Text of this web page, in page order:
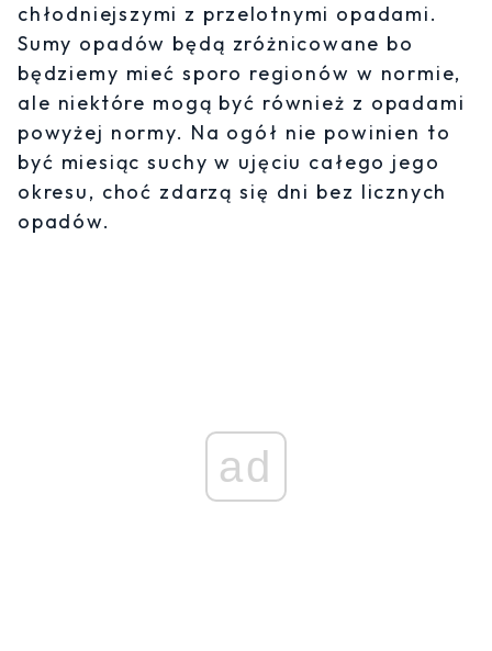
chłodniejszymi z przelotnymi opadami.
Sumy opadów będą zróżnicowane bo
będziemy mieć sporo regionów w normie,
ale niektóre mogą być również z opadami
powyżej normy. Na ogół nie powinien to
być miesiąc suchy w ujęciu całego jego
okresu, choć zdarzą się dni bez licznych
opadów.
ad